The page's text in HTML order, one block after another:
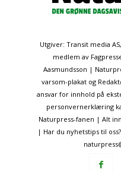
Utgiver: Transit media
medlem av
Aasmundsson |
varsom-plakat og
ansvar for innhold på
personvernerklæring
Naturpress-fanen | Alt
| Har du nyhetstips til